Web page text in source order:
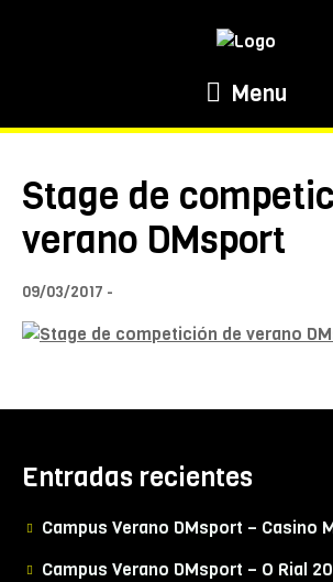
Menu
Stage de
verano DMsport
09/03/2017
Entradas recientes
Campus Verano DMsport – Casino
Campus Verano DMsport – O Rial